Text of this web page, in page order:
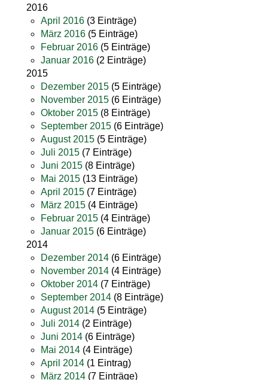
2016
April 2016 (3 Einträge)
März 2016 (5 Einträge)
Februar 2016 (5 Einträge)
Januar 2016 (2 Einträge)
2015
Dezember 2015 (5 Einträge)
November 2015 (6 Einträge)
Oktober 2015 (8 Einträge)
September 2015 (6 Einträge)
August 2015 (5 Einträge)
Juli 2015 (7 Einträge)
Juni 2015 (8 Einträge)
Mai 2015 (13 Einträge)
April 2015 (7 Einträge)
März 2015 (4 Einträge)
Februar 2015 (4 Einträge)
Januar 2015 (6 Einträge)
2014
Dezember 2014 (6 Einträge)
November 2014 (4 Einträge)
Oktober 2014 (7 Einträge)
September 2014 (8 Einträge)
August 2014 (5 Einträge)
Juli 2014 (2 Einträge)
Juni 2014 (6 Einträge)
Mai 2014 (4 Einträge)
April 2014 (1 Eintrag)
März 2014 (7 Einträge)